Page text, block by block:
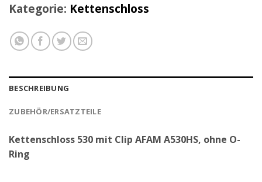
Kategorie: Kettenschloss
BESCHREIBUNG
ZUBEHÖR/ERSATZTEILE
Kettenschloss 530 mit Clip AFAM A530HS, ohne O-
Ring